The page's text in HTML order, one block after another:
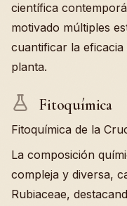
científica
motivado múltiples
cuantificar la
planta.
Fitoquímica
Fitoquímica de la
La composición
compleja y diversa,
Rubiaceae,